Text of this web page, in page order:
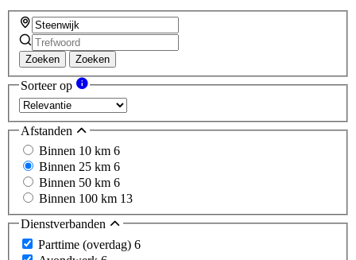
Zoeken Zoeken
Sorteer op
Afstanden
Binnen 10 km 6
Binnen 25 km 6
Binnen 50 km 6
Binnen 100 km 13
Dienstverbanden
Parttime (overdag) 6